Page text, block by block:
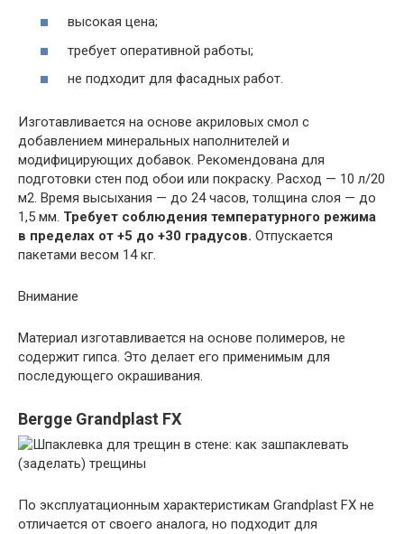
высокая цена;
требует оперативной работы;
не подходит для фасадных работ.
Изготавливается на основе акриловых смол с
добавлением минеральных наполнителей и
модифицирующих добавок. Рекомендована для
подготовки стен под обои или покраску. Расход — 10 л/20
м2. Время высыхания — до 24 часов, толщина слоя — до
1,5 мм. Требует соблюдения температурного режима
в пределах от +5 до +30 градусов. Отпускается
пакетами весом 14 кг.
Внимание
Материал изготавливается на основе полимеров, не
содержит гипса. Это делает его применимым для
последующего окрашивания.
Bergge Grandplast FX
По эксплуатационным характеристикам Grandplast FX не
отличается от своего аналога, но подходит для